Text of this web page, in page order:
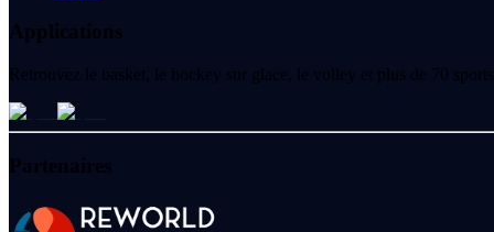
Applications
Retrouvez le basket, le hockey sur glace, le volley et plus de 70
Partenaires